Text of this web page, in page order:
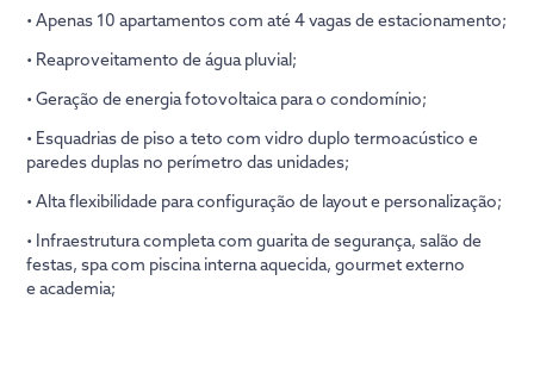
•Apenas 10 apartamentos com até 4 vagas de estacionamento;
• Reaproveitamento de água pluvial;
• Geração de energia fotovoltaica para o condomínio;
• Esquadrias de piso a teto com vidro duplo termoacústico e
paredes duplas no perímetro das unidades;
• Alta flexibilidade para configuração de layout e personalização;
• Infraestrutura completa com guarita de segurança, salão de
festas, spa com piscina interna aquecida, gourmet externo
e academia;